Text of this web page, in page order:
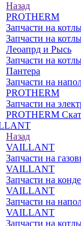
Назад
PROTHERM
Запчасти на
Запчасти на
Леоапрд и Рысь
Запчасти на
Пантера
Запчасти на
PROTHERM
Запчасти на
PROTHERM Скат
Назад
VAILLANT
Запчасти на
VAILLANT
Запчасти на
VAILLANT
Запчасти на
VAILLANT
Запчасти на